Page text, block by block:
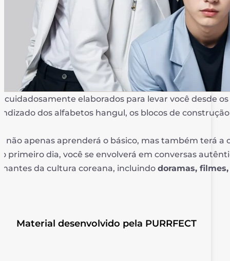
cuidadosamente elaborados para levar você desde
dos alfabetos hangul, os blocos de
não apenas aprenderá o básico, mas também terá
primeiro dia, você se envolverá em conversas
da cultura coreana, incluindodoramas, filmes,
Material desenvolvido pela PURRFECT